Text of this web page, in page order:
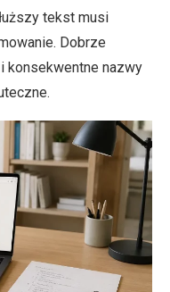
tekst musi
Dobrze
konsekwentne nazwy